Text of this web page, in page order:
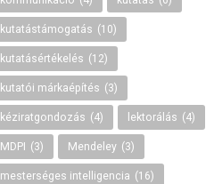
kutatástámogatás (10)
kutatásértékelés (12)
kutatói márkaépítés (3)
kéziratgondozás (4) lektorálás (4)
MDPI (3) Mendeley (3)
mesterséges intelligencia (16)